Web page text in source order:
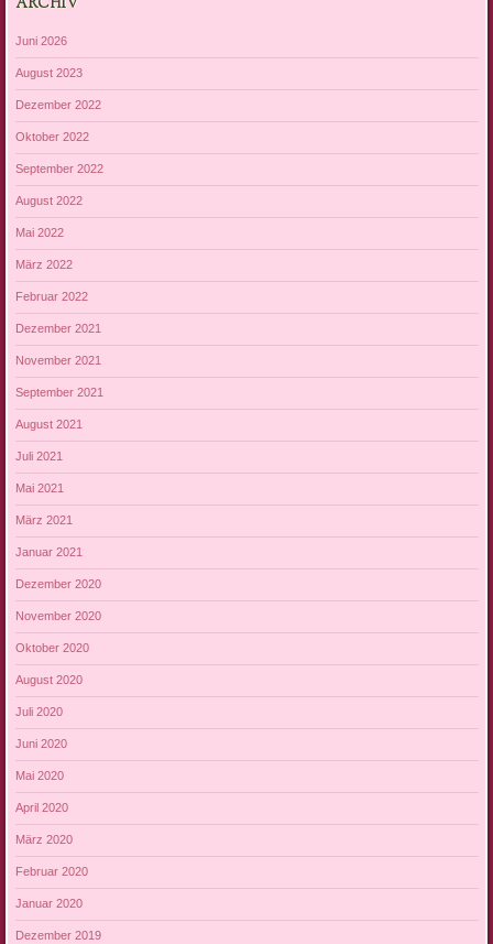
ARCHIV
Juni 2026
August 2023
Dezember 2022
Oktober 2022
September 2022
August 2022
Mai 2022
März 2022
Februar 2022
Dezember 2021
November 2021
September 2021
August 2021
Juli 2021
Mai 2021
März 2021
Januar 2021
Dezember 2020
November 2020
Oktober 2020
August 2020
Juli 2020
Juni 2020
Mai 2020
April 2020
März 2020
Februar 2020
Januar 2020
Dezember 2019